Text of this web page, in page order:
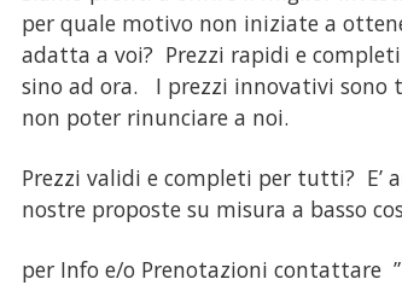
per quale motivo non iniziate a
adatta a voi? Prezzi rapidi e
sino ad ora. I prezzi innovativi sono
non poter rinunciare a noi.
Prezzi validi e completi per tutti? E’
nostre proposte su misura a basso
per Info e/o Prenotazioni contattare